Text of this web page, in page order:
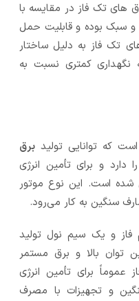
های تک فاز در مقایسه با
سبک بوده و قابلیت حمل
تک فاز به دلیل ساختار
نگهداری کمتری نسبت به
که توانایی تولید برق
دارد و برای تأمین انرژی
شده است. این نوع موتور
سنگین به کار می‌رود.
فاز و یک سیم نول تولید
توان بالا و برق مستمر
برای تأمین انرژی
و تجهیزات با مصرف